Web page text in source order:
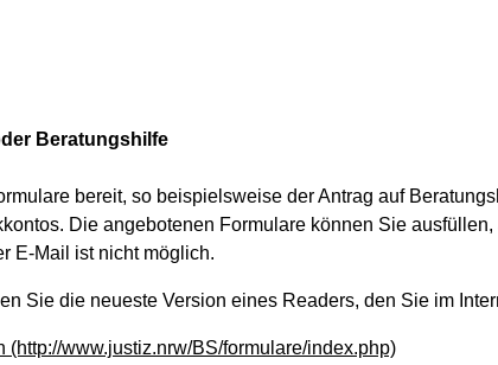
Beratungshilfe
bereit, so beispielsweise der Antrag auf
Die angebotenen Formulare können Sie
E-Mail ist nicht möglich.
Sie die neueste Version eines Readers, den Sie im
(http://www.justiz.nrw/BS/formulare/index.php)